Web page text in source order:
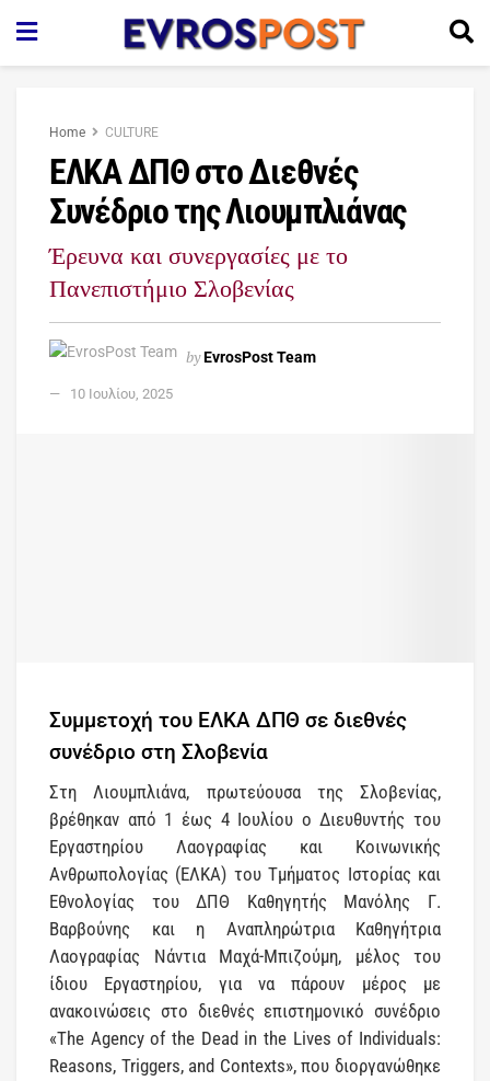
Home CULTURE
ΕΛΚΑ ΔΠΘ στο Διεθνές
Συνέδριο της Λιουμπλιάνας
Έρευνα και συνεργασίες με το
Πανεπιστήμιο Σλοβενίας
byEvrosPost Team
10 Ιουλίου, 2025
Συμμετοχή του ΕΛΚΑ ΔΠΘ σε διεθνές
συνέδριο στη Σλοβενία
Στη Λιουμπλιάνα, πρωτεύουσα της Σλοβενίας,
βρέθηκαν από 1 έως 4 Ιουλίου ο Διευθυντής του
Εργαστηρίου Λαογραφίας και Κοινωνικής
Ανθρωπολογίας (ΕΛΚΑ) του Τμήματος Ιστορίας και
Εθνολογίας του ΔΠΘ Καθηγητής Μανόλης Γ.
Βαρβούνης και η Αναπληρώτρια Καθηγήτρια
Λαογραφίας Νάντια Μαχά-Μπιζούμη, μέλος του
ίδιου Εργαστηρίου, για να πάρουν μέρος με
ανακοινώσεις στο διεθνές επιστημονικό συνέδριο
«The Agency of the Dead in the Lives of Individuals:
Reasons, Triggers, and Contexts», που διοργανώθηκε